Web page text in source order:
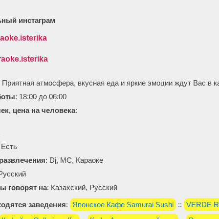
инстаграм
Приятная атмосфера, вкусная еда и яркие эмоции ждут Вас в
: 18:00 до 06:00
цена на человека:
: Dj, MC, Караоке
говорят на: Казахский, Русский
заведения: Японское Кафе Samurai Sushi :: VERDE